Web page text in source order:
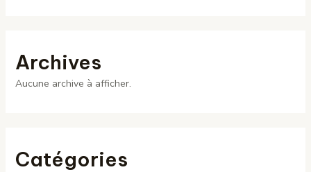
Archives
Aucune archive à afficher.
Catégories